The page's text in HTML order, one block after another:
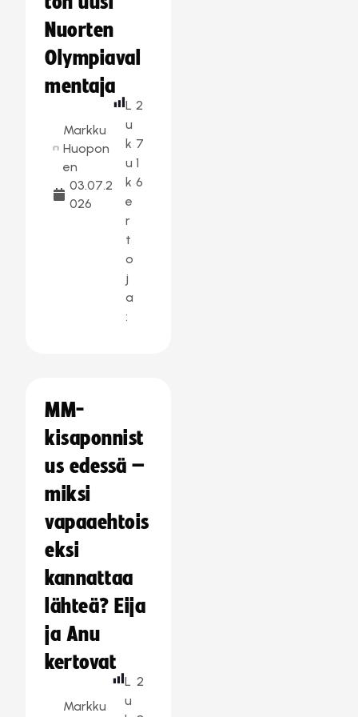
Nuorten
Olympiaval
mentaja
Markku
Huopon
en
03.07.2
026
L
u
k
u
k
e
r
t
o
j
a
:
2
7
1
6
MM-
kisaponnist
us edessä –
miksi
vapaaehtois
eksi
kannattaa
lähteä? Eija
ja Anu
kertovat
Markku
L
u
2